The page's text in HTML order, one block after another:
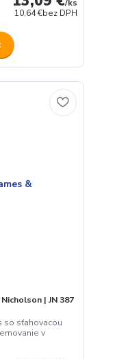
/ks
10,64 €bez DPH
| JN 387
so sťahovacou
v